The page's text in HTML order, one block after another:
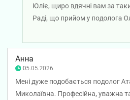
Юліє, щиро вдячні вам за
Раді, що прийом у подолога
для вас професійним і
адміністраторів допомогла
організаційні питання.
здоров'я!
Анна
05.05.2026
Мені дуже подобається подолог
Миколаївна. Професійна, уважна